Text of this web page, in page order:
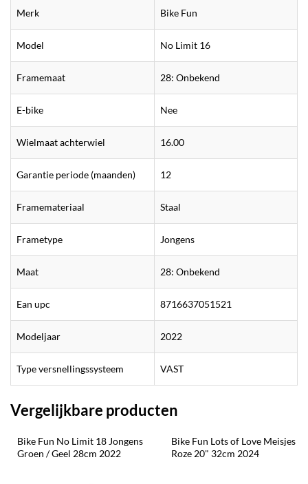
Merk Bike Fun
Model No Limit 16
Framemaat 28: Onbekend
E-bike Nee
Wielmaat achterwiel 16.00
Garantie periode (maanden) 12
Framemateriaal Staal
Frametype Jongens
Maat 28: Onbekend
Ean upc 8716637051521
Modeljaar 2022
Type versnellingssysteem VAST
Vergelijkbare producten
Bike Fun No Limit 18 Jongens
Groen / Geel 28cm 2022
Bike Fun Lots of Love Meisjes
Roze 20" 32cm 2024